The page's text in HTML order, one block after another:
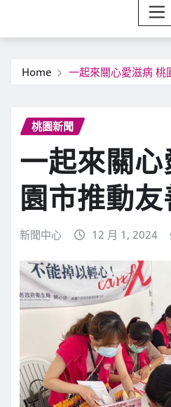
Home 一起來關心愛滋病 桃
桃園新聞
一起來關
園市推動
新聞中心 12 月 1, 2024